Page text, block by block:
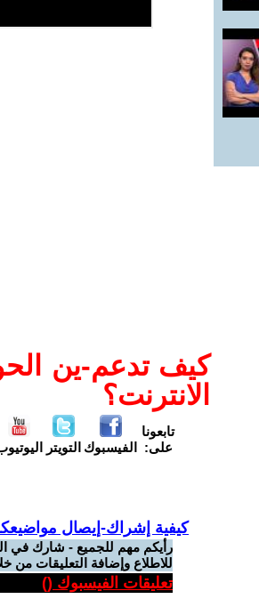
كيف تدعم-ين
الانترنت؟
تابعونا
على:
الفيسبوك التويتر
كيفية إشراك-إيصال
رأيكم مهم للجميع - شارك في
للاطلاع وإضافة التعليقات من
تعليقات الفيسبوك ()